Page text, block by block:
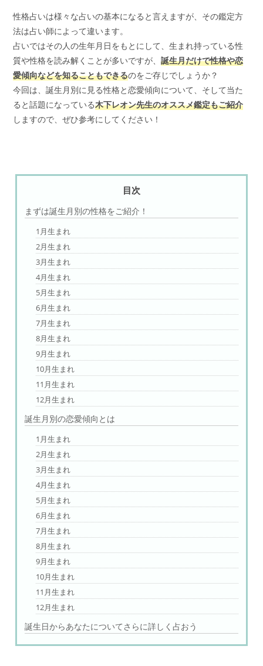
性格占いは様々な占いの基本になると言えますが、その鑑定方
法は占い師によって違います。
占いではその人の生年月日をもとにして、生まれ持っている性
質や性格を読み解くことが多いですが、誕生月だけで性格や恋
愛傾向などを知ることもできるのをご存じでしょうか？
今回は、誕生月別に見る性格と恋愛傾向について、そして当た
ると話題になっている木下レオン先生のオススメ鑑定もご紹介
しますので、ぜひ参考にしてください！
目次
まずは誕生月別の性格をご紹介！
1月生まれ
2月生まれ
3月生まれ
4月生まれ
5月生まれ
6月生まれ
7月生まれ
8月生まれ
9月生まれ
10月生まれ
11月生まれ
12月生まれ
誕生月別の恋愛傾向とは
1月生まれ
2月生まれ
3月生まれ
4月生まれ
5月生まれ
6月生まれ
7月生まれ
8月生まれ
9月生まれ
10月生まれ
11月生まれ
12月生まれ
誕生日からあなたについてさらに詳しく占おう